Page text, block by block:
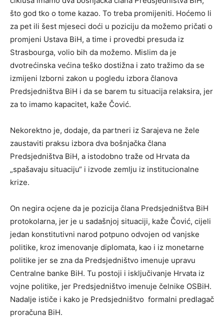
što god tko o tome kazao. To treba promijeniti. Hoćemo li
za pet ili šest mjeseci doći u poziciju da možemo pričati o
promjeni Ustava BiH, a time i provedbi presuda iz
Strasbourga, volio bih da možemo. Mislim da je
dvotrećinska većina teško dostižna i zato tražimo da se
izmijeni Izborni zakon u pogledu izbora članova
Predsjedništva BiH i da se barem tu situacija relaksira, jer
za to imamo kapacitet, kaže Čović.
Nekorektno je, dodaje, da partneri iz Sarajeva ne žele
zaustaviti praksu izbora dva bošnjačka člana
Predsjedništva BiH, a istodobno traže od Hrvata da
„spašavaju situaciju“ i izvode zemlju iz institucionalne
krize.
On negira ocjene da je pozicija člana Predsjedništva BiH
protokolarna, jer je u sadašnjoj situaciji, kaže Čović, cijeli
jedan konstitutivni narod potpuno odvojen od vanjske
politike, kroz imenovanje diplomata, kao i iz monetarne
politike jer se zna da Predsjedništvo imenuje upravu
Centralne banke BiH. Tu postoji i isključivanje Hrvata iz
vojne politike, jer Predsjedništvo imenuje čelnike OSBiH.
Nadalje ističe i kako je Predsjedništvo formalni predlagač
proračuna BiH.